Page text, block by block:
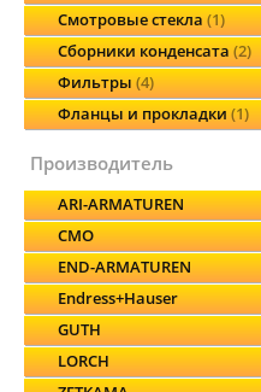
Смотровые стекла 1
Сборники конденсата 2
Фильтры 4
Фланцы и прокладки 1
производитель
ARI-ARMATUREN
CMO
END-ARMATUREN
Endress+Hauser
GUTH
LORCH